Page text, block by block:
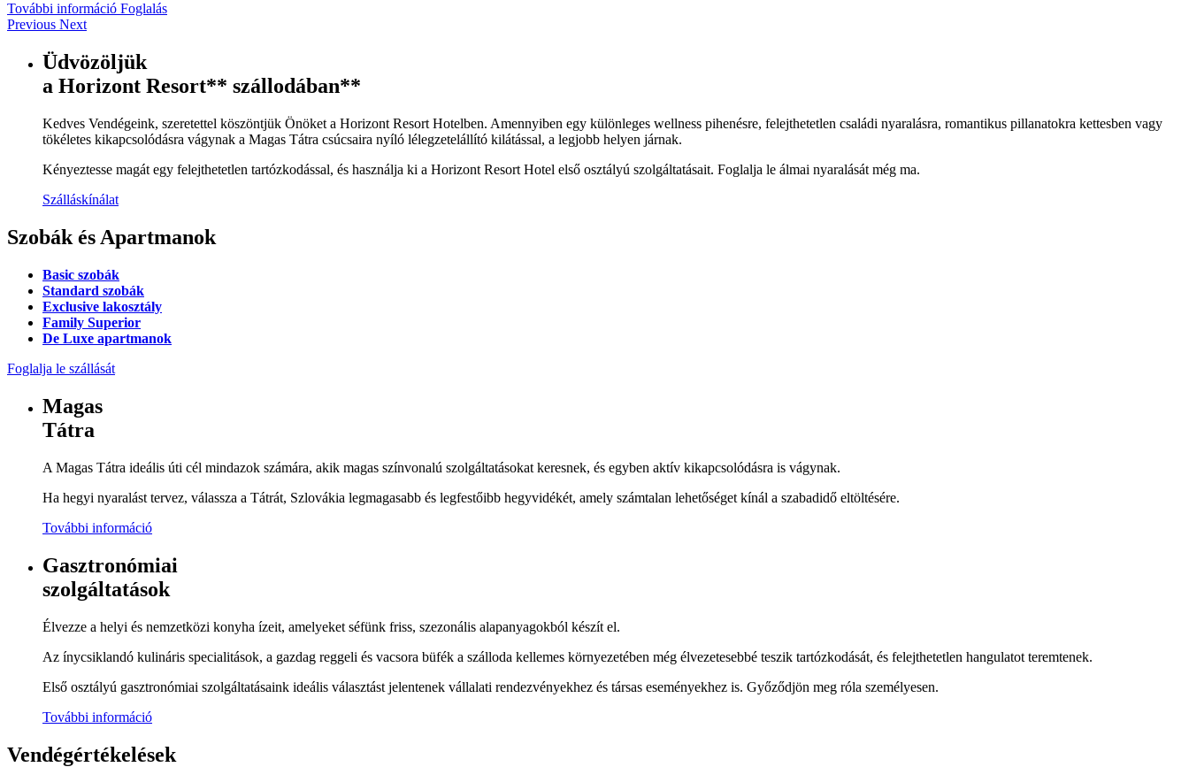
További információ Foglalás
Previous Next
Üdvözöljük
a Horizont Resort** szállodában**
Kedves Vendégeink, szeretettel köszöntjük Önöket a Horizont Resort Hotelben. Amennyiben egy különleges wellness pihenésre, felejthetetlen családi nyaralásra, romantikus pillanatokra kettesben vagy
tökéletes kikapcsolódásra vágynak a Magas Tátra csúcsaira nyíló lélegzetelállító kilátással, a legjobb helyen járnak.
Kényeztesse magát egy felejthetetlen tartózkodással, és használja ki a Horizont Resort Hotel első osztályú szolgáltatásait. Foglalja le álmai nyaralását még ma.
Szálláskínálat
Szobák és Apartmanok
Basic szobák
Standard szobák
Exclusive lakosztály
Family Superior
De Luxe apartmanok
Foglalja le szállását
Magas
Tátra
A Magas Tátra ideális úti cél mindazok számára, akik magas színvonalú szolgáltatásokat keresnek, és egyben aktív kikapcsolódásra is vágynak.
Ha hegyi nyaralást tervez, válassza a Tátrát, Szlovákia legmagasabb és legfestőibb hegyvidékét, amely számtalan lehetőséget kínál a szabadidő eltöltésére.
További információ
Gasztronómiai
szolgáltatások
Élvezze a helyi és nemzetközi konyha ízeit, amelyeket séfünk friss, szezonális alapanyagokból készít el.
Az ínycsiklandó kulináris specialitások, a gazdag reggeli és vacsora büfék a szálloda kellemes környezetében még élvezetesebbé teszik tartózkodását, és felejthetetlen hangulatot teremtenek.
Első osztályú gasztronómiai szolgáltatásaink ideális választást jelentenek vállalati rendezvényekhez és társas eseményekhez is. Győződjön meg róla személyesen.
További információ
Vendégértékelések